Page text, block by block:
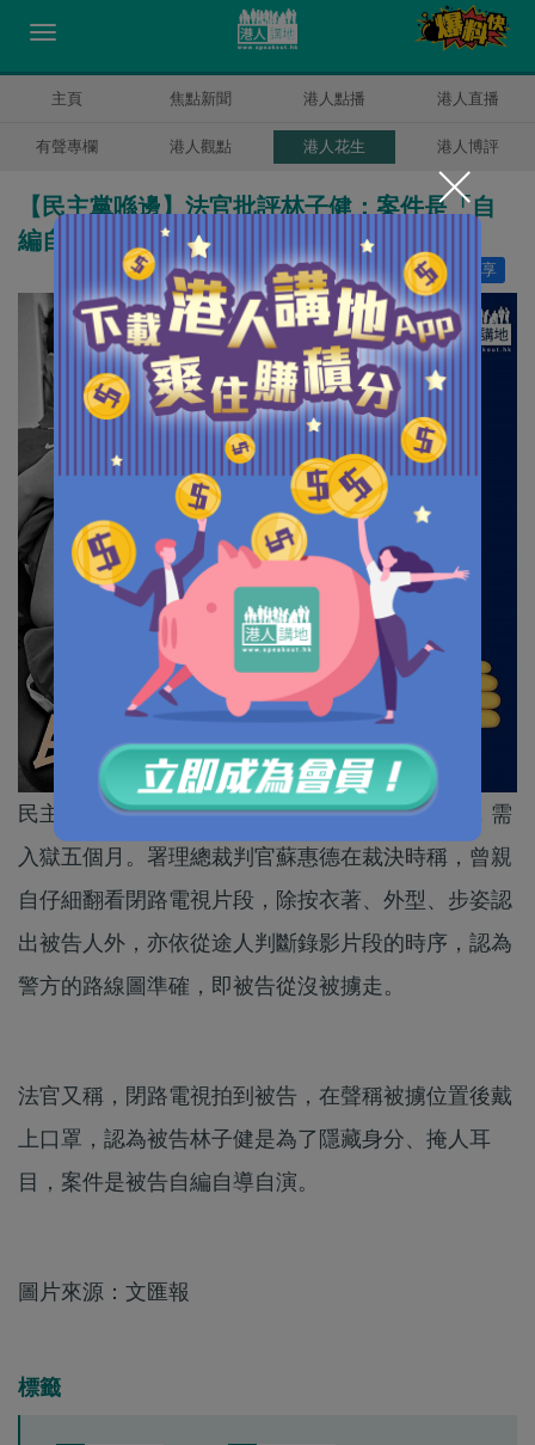
主頁 焦點新聞 港人點播 港人直播
有聲專欄 港人觀點 港人花生 港人博評
【民主黨喺邊】法官批評林子健：案件是「自
編自導自演」
分享
讚好 18
民主黨成員林子健，被判《虛報有人犯罪》罪成，需
入獄五個月。署理總裁判官蘇惠德在裁決時稱，曾親
自仔細翻看閉路電視片段，除按衣著、外型、步姿認
出被告人外，亦依從途人判斷錄影片段的時序，認為
警方的路線圖準確，即被告從沒被擄走。
法官又稱，閉路電視拍到被告，在聲稱被擄位置後戴
上口罩，認為被告林子健是為了隱藏身分、掩人耳
目，案件是被告自編自導自演。
圖片來源：文匯報
標籤